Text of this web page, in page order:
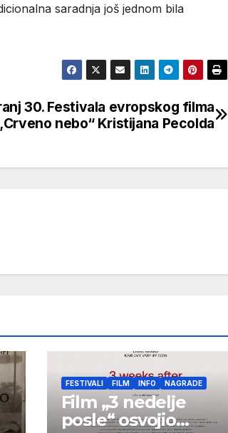
saradnja još jednom bila
30. Festivala evropskog filma
nebo“ Kristijana Pecolda
FESTIVALI FILM INFO NAGRADE
Film „3 nedelje
posle“ osvojio